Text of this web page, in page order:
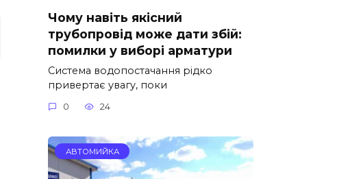
Чому навіть якісний
трубопровід може дати збій:
помилки у виборі арматури
Система водопостачання рідко
привертає увагу, поки
0 24
АВТОМИЙКА